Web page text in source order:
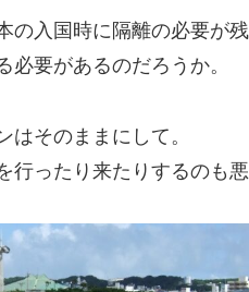
の入国時に隔離の必要が
必要があるのだろうか。
はそのままにして。
行ったり来たりするのも